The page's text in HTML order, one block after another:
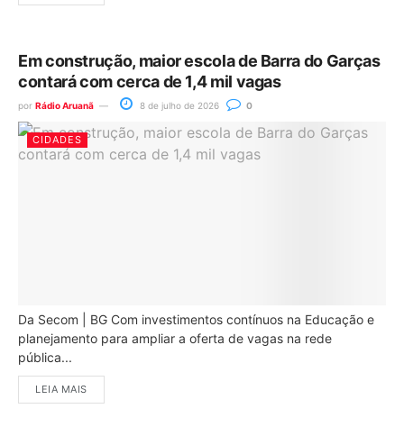
Em construção, maior escola de Barra do Garças
contará com cerca de 1,4 mil vagas
por Rádio Aruanã 8 de julho de 2026 0
CIDADES
Da Secom | BG Com investimentos contínuos na Educação e
planejamento para ampliar a oferta de vagas na rede
pública...
LEIA MAIS